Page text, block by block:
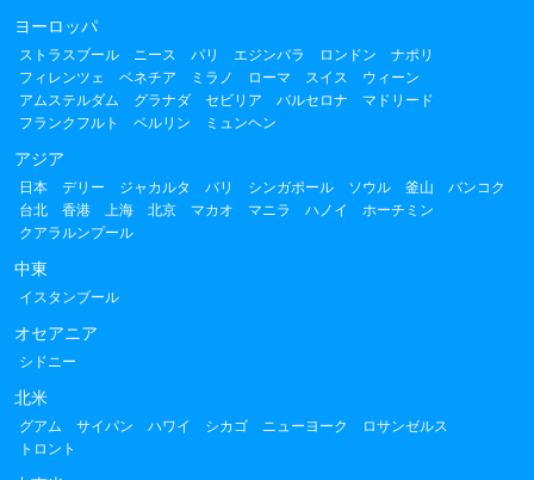
ヨーロッパ
ストラスブール ニース パリ エジンバラ ロンドン
ナポリ
フィレンツェ
ベネチア ミラノ ローマ スイス
ウィーン
アムステルダム
グラナダ セビリア バルセロナ
マドリード
フランクフルト
ベルリン ミュンヘン
アジア
日本 デリー ジャカルタ バリ シンガポール ソウル 釜山
バンコク
台北
香港 上海 北京 マカオ マニラ ハノイ
ホーチミン
クアラルンプール
中東
イスタンブール
オセアニア
シドニー
北米
グアム サイパン ハワイ シカゴ ニューヨーク
ロサンゼルス
トロント